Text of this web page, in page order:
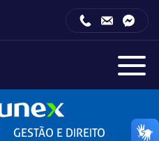
GESTÃO E DIREITO